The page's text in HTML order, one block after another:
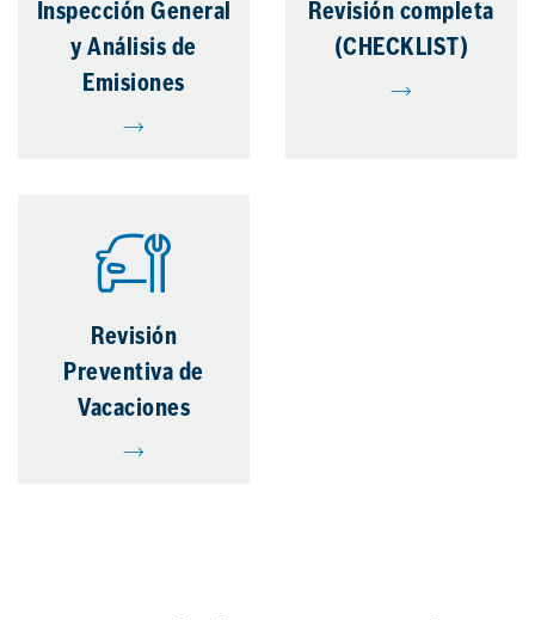
Inspección General
y Análisis de
Emisiones
Revisión completa
(CHECKLIST)
Revisión
Preventiva de
Vacaciones